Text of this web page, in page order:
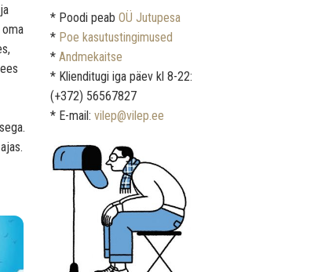
* Poodi peab OÜ Jutupesa
* Poe kasutustingimused
* Andmekaitse
* Klienditugi iga päev kl 8-22:
(+372) 56567827
* E-mail: vilep@vilep.ee